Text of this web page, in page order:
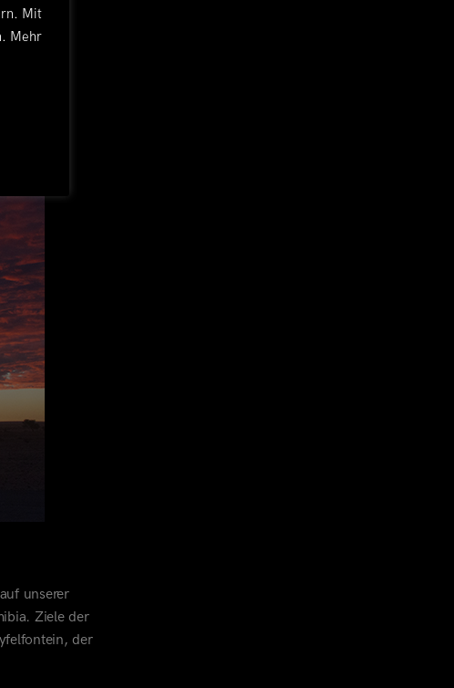
unserer
Ziele der
der
Mit
Mehr